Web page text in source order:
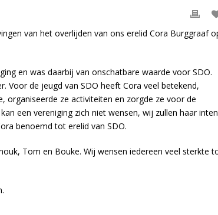
van het overlijden van ons erelid Cora Burggraaf
en was daarbij van onschatbare waarde voor SDO.
Voor de jeugd van SDO heeft Cora veel betekend,
organiseerde ze activiteiten en zorgde ze voor de
een vereniging zich niet wensen, wij zullen haar
benoemd tot erelid van SDO.
Tom en Bouke. Wij wensen iedereen veel sterkte